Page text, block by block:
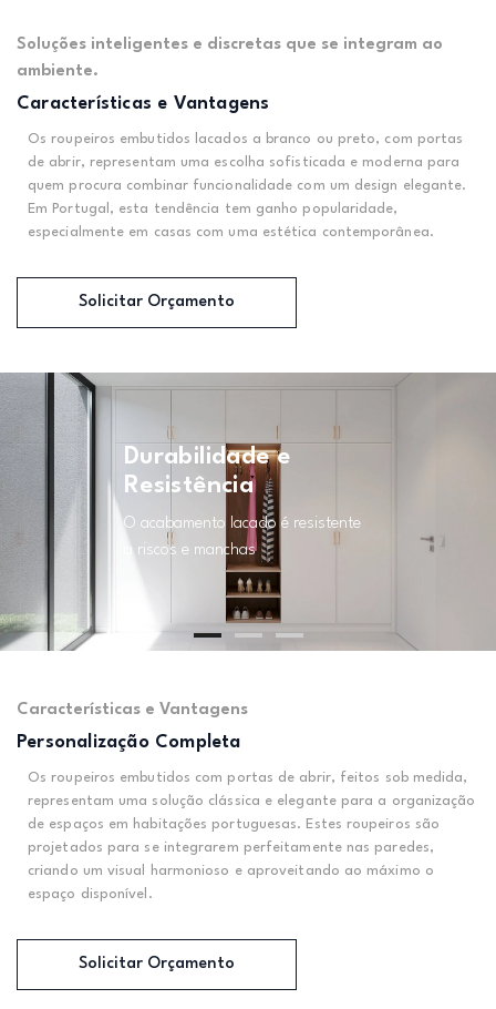
Soluções inteligentes e discretas que se integram ao
ambiente.
Características e Vantagens
Os roupeiros embutidos lacados a branco ou preto, com portas
de abrir, representam uma escolha sofisticada e moderna para
quem procura combinar funcionalidade com um design elegante.
Em Portugal, esta tendência tem ganho popularidade,
especialmente em casas com uma estética contemporânea.
Solicitar Orçamento
Durabilidade e
Resistência
O acabamento lacado é resistente
a riscos e manchas
Características e Vantagens
Personalização Completa
Os roupeiros embutidos com portas de abrir, feitos sob medida,
representam uma solução clássica e elegante para a organização
de espaços em habitações portuguesas. Estes roupeiros são
projetados para se integrarem perfeitamente nas paredes,
criando um visual harmonioso e aproveitando ao máximo o
espaço disponível.
Solicitar Orçamento